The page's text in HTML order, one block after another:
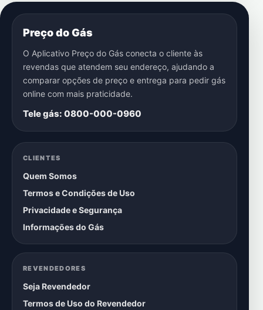
Preço do Gás
O Aplicativo Preço do Gás conecta o cliente às
revendas que atendem seu endereço, ajudando a
comparar opções de preço e entrega para pedir gás
online com mais praticidade.
Tele gás: 0800-000-0960
CLIENTES
Quem Somos
Termos e Condições de Uso
Privacidade e Segurança
Informações do Gás
REVENDEDORES
Seja Revendedor
Termos de Uso do Revendedor